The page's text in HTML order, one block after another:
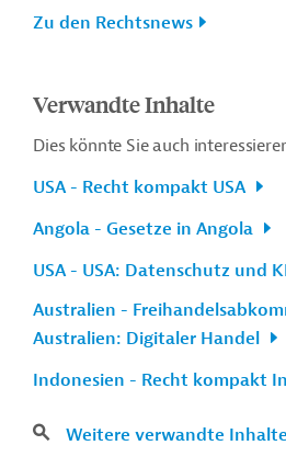
Zu den Rechtsnews
Verwandte Inhalte
Dies könnte Sie auch
USA - Recht kompakt USA
Angola - Gesetze in Angola
USA - USA: Datenschutz und
Australien -
Australien: Digitaler Handel
Indonesien - Recht kompakt
Weitere verwandte